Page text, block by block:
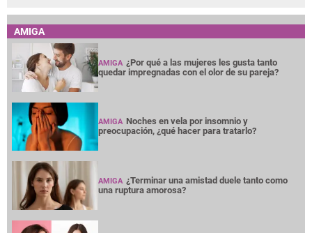
AMIGA
AMIGA ¿Por qué a las mujeres les gusta tanto
quedar impregnadas con el olor de su pareja?
AMIGA Noches en vela por insomnio y
preocupación, ¿qué hacer para tratarlo?
AMIGA ¿Terminar una amistad duele tanto como
una ruptura amorosa?